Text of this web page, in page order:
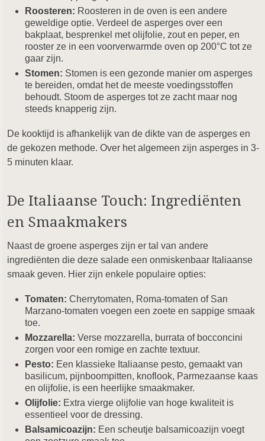
Roosteren: Roosteren in de oven is een andere
geweldige optie. Verdeel de asperges over een
bakplaat, besprenkel met olijfolie, zout en peper, en
rooster ze in een voorverwarmde oven op 200°C tot ze
gaar zijn.
Stomen: Stomen is een gezonde manier om asperges
te bereiden, omdat het de meeste voedingsstoffen
behoudt. Stoom de asperges tot ze zacht maar nog
steeds knapperig zijn.
De kooktijd is afhankelijk van de dikte van de asperges en
de gekozen methode. Over het algemeen zijn asperges in 3-
5 minuten klaar.
De Italiaanse Touch: Ingrediënten
en Smaakmakers
Naast de groene asperges zijn er tal van andere
ingrediënten die deze salade een onmiskenbaar Italiaanse
smaak geven. Hier zijn enkele populaire opties:
Tomaten: Cherrytomaten, Roma-tomaten of San
Marzano-tomaten voegen een zoete en sappige smaak
toe.
Mozzarella: Verse mozzarella, burrata of bocconcini
zorgen voor een romige en zachte textuur.
Pesto: Een klassieke Italiaanse pesto, gemaakt van
basilicum, pijnboompitten, knoflook, Parmezaanse kaas
en olijfolie, is een heerlijke smaakmaker.
Olijfolie: Extra vierge olijfolie van hoge kwaliteit is
essentieel voor de dressing.
Balsamicoazijn: Een scheutje balsamicoazijn voegt